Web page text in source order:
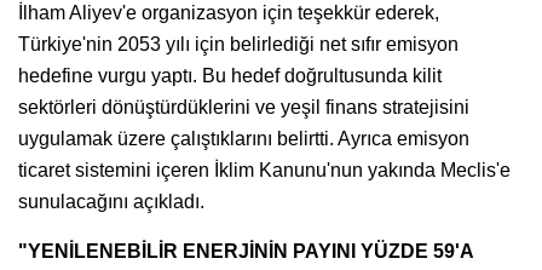
İlham Aliyev'e organizasyon için teşekkür ederek,
Türkiye'nin 2053 yılı için belirlediği net sıfır emisyon
hedefine vurgu yaptı. Bu hedef doğrultusunda kilit
sektörleri dönüştürdüklerini ve yeşil finans stratejisini
uygulamak üzere çalıştıklarını belirtti. Ayrıca emisyon
ticaret sistemini içeren İklim Kanunu'nun yakında Meclis'e
sunulacağını açıkladı.
"YENİLENEBİLİR ENERJİNİN PAYINI YÜZDE 59'A